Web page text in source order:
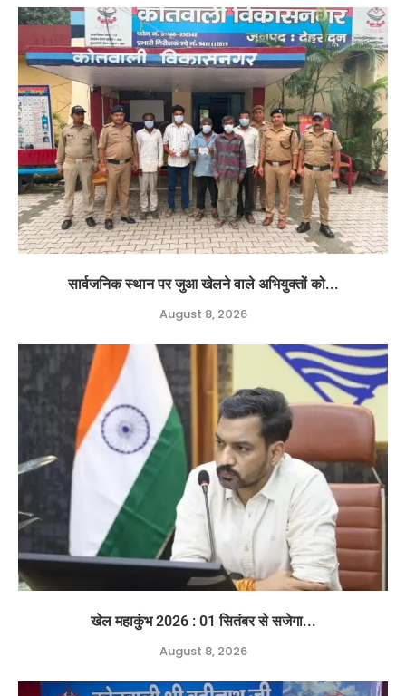
सार्वजनिक स्थान पर जुआ खेलने वाले अभियुक्तों को...
August 8, 2026
खेल महाकुंभ 2026 : 01 सितंबर से सजेगा...
August 8, 2026